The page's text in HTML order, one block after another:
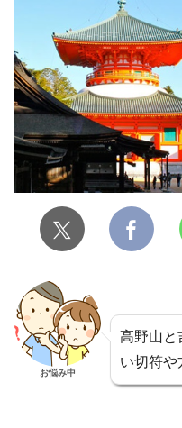
お悩み中
高野山と
い切符や